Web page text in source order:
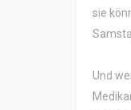
sie
Und